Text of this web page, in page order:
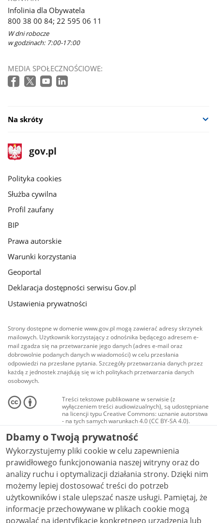
Infolinia dla Obywatela
800 38 00 84; 22 595 06 11
W dni robocze
w godzinach: 7:00-17:00
MEDIA SPOŁECZNOŚCIOWE:
Na skróty
stopka
gov.pl
Strona
gov.pl
gov.pl
Polityka cookies
Służba cywilna
Profil zaufany
BIP
Prawa autorskie
Warunki korzystania
Geoportal
Deklaracja dostępności serwisu Gov.pl
Ustawienia prywatności
Strony dostępne w domenie www.gov.pl mogą zawierać adresy skrzynek
mailowych. Użytkownik korzystający z odnośnika będącego adresem e-
mail zgadza się na przetwarzanie jego danych (adres e-mail oraz
dobrowolnie podanych danych w wiadomości) w celu przesłania
odpowiedzi na przesłane pytania. Szczegóły przetwarzania danych przez
każdą z jednostek znajdują się w ich politykach przetwarzania danych
osobowych.
Treści tekstowe publikowane w serwisie (z
wyłączeniem treści audiowizualnych), są udostępniane
na licencji typu Creative Commons: uznanie autorstwa
- na tych samych warunkach 4.0 (CC BY-SA 4.0).
Materiały audiowizualne, w tym zdjęcia, materiały
audio i wideo, są udostępniane na licencji typu
Creative Commons: uznanie autorstwa użycie
niekomercyjne - bez utworów zależnych 4.0 (CC BY-
NC-ND 4.0), o ile nie jest to stwierdzone inaczej.
Dbamy o Twoją prywatność
Wykorzystujemy pliki cookie w celu zapewnienia
prawidłowego funkcjonowania naszej witryny oraz do
analizy ruchu i optymalizacji działania strony. Dzięki nim
możemy lepiej dostosować treści do potrzeb
użytkowników i stale ulepszać nasze usługi. Pamiętaj, że
informacje przechowywane w plikach cookie mogą
pozwalać na identyfikację konkretnego urządzenia lub